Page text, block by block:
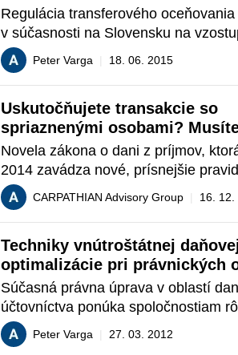
Regulácia transferového oceňovania
v súčasnosti na Slovensku na
správa investuje do rozvoja
kapacít daňových kontrol. Tie sa
zameriavajú na kontrolu správneho
transferových cien medzi
ako tomu bolo v nedávnej minulosti.
kto obchoduje so svojimi
musí na žiadosť daňových úradov
predložiť transferovú dokumentáciu,
transferová dokumentácia stáva
výbavou každého takého
spriaznené osoby a ako má vyzerať
dokumentácia si povieme v tejto
Peter Varga 18. 06. 2015
Uskutočňujete transakcie so
spriaznenými osobami?
vyhotovenú transferovú
Novela zákona o dani z príjmov,
2014 zavádza nové, prísnejšie
sa transferového oceňovania. Tieto
týkajú každého daňovníka, ktorý
transakcie so zahraničnou fyzickou
právnickou osobou, ktorá je podľa
zákona o dani z príjmov s týmto
ekonomicky, personálne alebo inak
novom budú takéto osoby doslova
pripravenú transferovú dokumentáciu
k nahliadnutiu.
CARPATHIAN Advisory Group 16. 12.
Techniky vnútroštátnej
optimalizácie pri právnických
Súčasná právna úprava v oblastí
účtovníctva ponúka spoločnostiam
upravovania si daňových a
cieľom minimalizovať daňovú
Peter Varga 27. 03. 2012